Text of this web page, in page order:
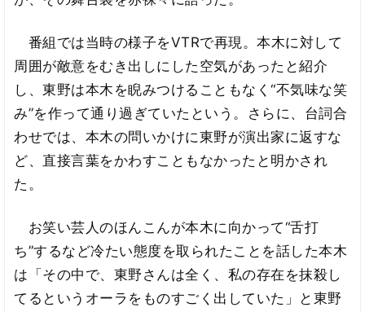
番組では当時の様子をVTRで再現。本木に対して
周囲が敵意をむき出しにした空気があったと紹介
し、東野は本木を睨みつけることもなく“不気味な笑
み”を作って通り過ぎていたという。さらに、台詞合
わせでは、本木の問いかけに東野が演出家に返すな
ど、直接言葉をかわすこともなかったと明かされ
た。
お笑い芸人のほんこんが本木に向かって“舌打
ち”するなど冷たい態度を取られたことを話した本木
は「その中で、東野さんは全く、私の存在を抹殺し
てるというオーラをものすごく出していた」と東野